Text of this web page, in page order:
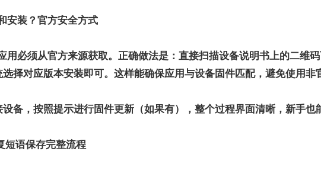
安装？官方安全方式
用必须从官方来源获取。正确做法是：直接扫描设备说明书上的二维
择对应版本安装即可。这样能确保应用与设备固件匹配，避免使用非
备，按照提示进行固件更新（如果有），整个过程界面清晰，新手也
短语保存完整流程